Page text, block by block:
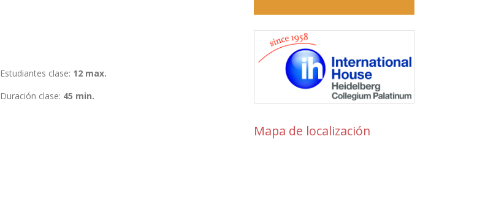
Estudiantes clase: 12 max.
Duración clase: 45 min.
Mapa de localización